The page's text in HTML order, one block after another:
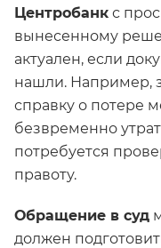
Центробанк с
вынесенному
актуален, если
нашли. Например,
справку о потере
безвременно
потребуется
правоту.
Обращение в суд
должен